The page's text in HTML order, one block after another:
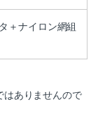
＋ナイロン網組
はありませんので